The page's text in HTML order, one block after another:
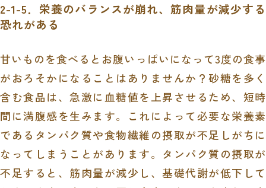
2-1-5．栄養のバランスが崩れ、筋肉量が減少する
恐れがある
甘いものを食べるとお腹いっぱいになって3度の食事
がおろそかになることはありませんか？砂糖を多く
含む食品は、急激に血糖値を上昇させるため、短時
間に満腹感を生みます。これによって必要な栄養素
であるタンパク質や食物繊維の摂取が不足しがちに
なってしまうことがあります。タンパク質の摂取が
不足すると、筋肉量が減少し、基礎代謝が低下して